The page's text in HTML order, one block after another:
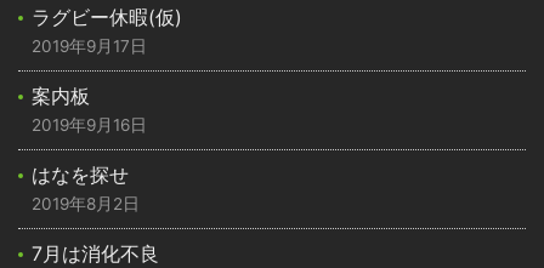
ラグビー休暇(仮)
2019年9月17日
案内板
2019年9月16日
はなを探せ
2019年8月2日
7月は消化不良